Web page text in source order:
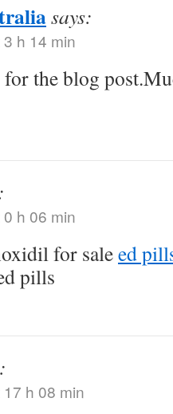
says:
h 14 min
the blog
h 06 min
for saleed
pills
h 08 min